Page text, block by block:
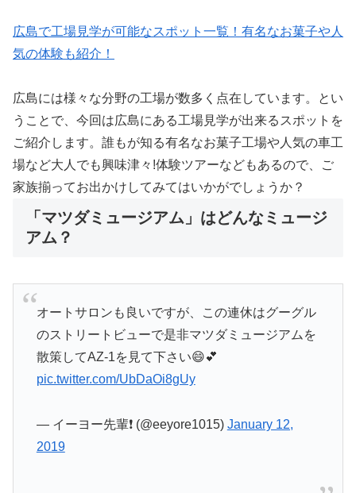
広島で工場見学が可能なスポット一覧！有名なお菓子や人
気の体験も紹介！
広島には様々な分野の工場が数多く点在しています。とい
うことで、今回は広島にある工場見学が出来るスポットを
ご紹介します。誰もが知る有名なお菓子工場や人気の車工
場など大人でも興味津々!体験ツアーなどもあるので、ご
家族揃ってお出かけしてみてはいかがでしょうか？
「マツダミュージアム」はどんなミュージ
アム？
オートサロンも良いですが、この連休はグーグル
のストリートビューで是非マツダミュージアムを
散策してAZ-1を見て下さい😄💕
pic.twitter.com/UbDaOi8gUy
— イーヨー先輩❗️ (@eeyore1015) January 12,
2019